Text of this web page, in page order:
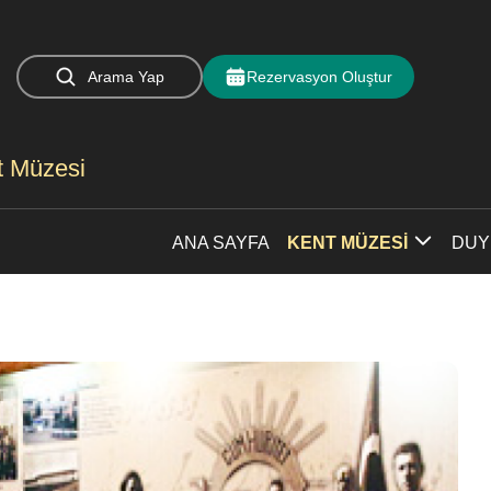
ANA SAYFA KENT MÜZESİ
Müzesi
Arama Yap Rezervasyon Oluştur